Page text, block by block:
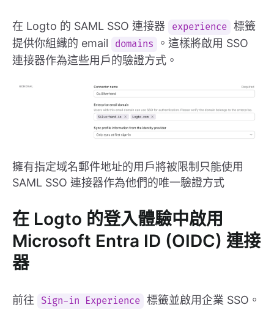
在 Logto 的 SAML SSO 連接器 experience 標籤
提供你組織的 email
domains
。這樣將啟用 SSO
連接器作為這些用戶的驗證方式。
擁有指定域名郵件地址的用戶將被限制只能使用
SAML SSO 連接器作為他們的唯一驗證方式
在 Logto 的登入體驗中啟用
Microsoft Entra ID (OIDC) 連接
器
前往 Sign-in Experience 標籤並啟用企業 SSO。